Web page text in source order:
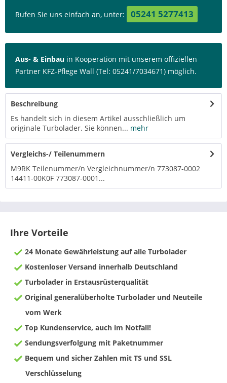
Rufen Sie uns einfach an, unter: 05241 5277413
Aus- & Einbau in Kooperation mit unserem offiziellen
Partner KFZ-Pflege Wall (Tel: 05241/7034671) möglich.
Beschreibung
Es handelt sich in diesem Artikel ausschließlich um
originale Turbolader. Sie können... mehr
Vergleichs-/ Teilenummern
M9RK Teilenummer/n Vergleichnummer/n 773087-0002
14411-00K0F 773087-0001...
Ihre Vorteile
24 Monate Gewährleistung auf alle Turbolader
Kostenloser Versand innerhalb Deutschland
Turbolader in Erstausrüsterqualität
Original generalüberholte Turbolader und Neuteile
vom Werk
Top Kundenservice, auch im Notfall!
Sendungsverfolgung mit Paketnummer
Bequem und sicher Zahlen mit TS und SSL
Verschlüsselung